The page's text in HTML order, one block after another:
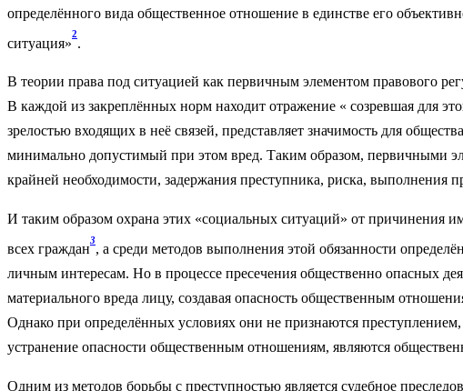
определённого вида общественное отношение в единстве его
ситуация»
2
В теории права под ситуацией как первичным элементом правового
В каждой из закреплённых норм находит отражение « созревшая для
зрелостью входящих в неё связей, представляет значимость для
минимально допустимый при этом вред. Таким образом, первичными
крайней необходимости, задержания преступника, риска, выполнения
И таким образом охрана этих «социальных ситуаций» от причинения
всех граждан
3
, а среди методов выполнения этой обязанности
личным интересам. Но в процессе пресечения общественно опасных
материального вреда лицу, создавая опасность общественным
Однако при определённых условиях они не признаются
устранение опасности общественным отношениям, являются
Одним из методов борьбы с преступностью является судебное